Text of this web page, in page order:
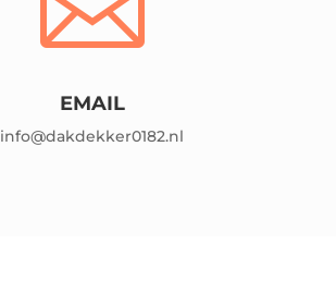
EMAIL
info@dakdekker0182.nl